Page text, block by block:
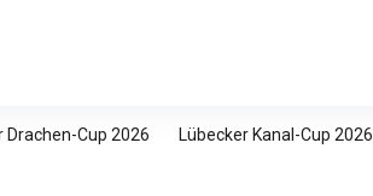
Drachen-Cup 2026 Lübecker Kanal-Cup 2026